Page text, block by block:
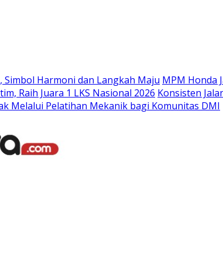
Simbol Harmoni dan Langkah Maju MPM Honda
Raih Juara 1 LKS Nasional 2026 Konsisten
Melalui Pelatihan Mekanik bagi Komunitas DMI